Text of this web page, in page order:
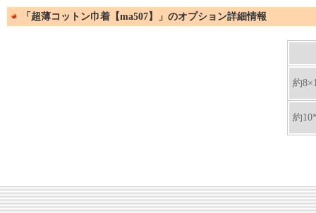
「超薄コットン巾着【ma507】」のオプション詳細情報
約
約